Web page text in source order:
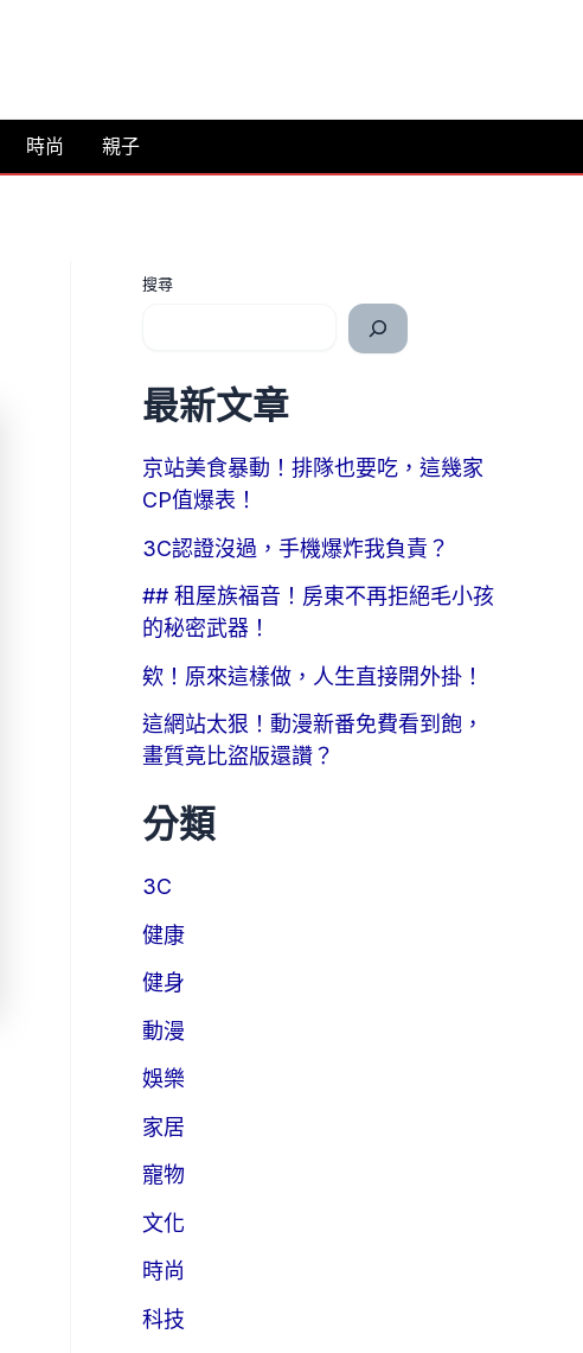
時尚 親子
搜尋
最新文章
京站美食暴動！排隊也要吃，這幾家
CP值爆表！
3C認證沒過，手機爆炸我負責？
## 租屋族福音！房東不再拒絕毛小孩
的秘密武器！
欸！原來這樣做，人生直接開外掛！
這網站太狠！動漫新番免費看到飽，
畫質竟比盜版還讚？
分類
3C
健康
健身
動漫
娛樂
家居
寵物
文化
時尚
科技